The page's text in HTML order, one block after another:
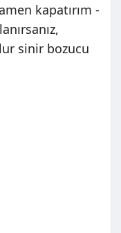
kapatırım -
sinir bozucu